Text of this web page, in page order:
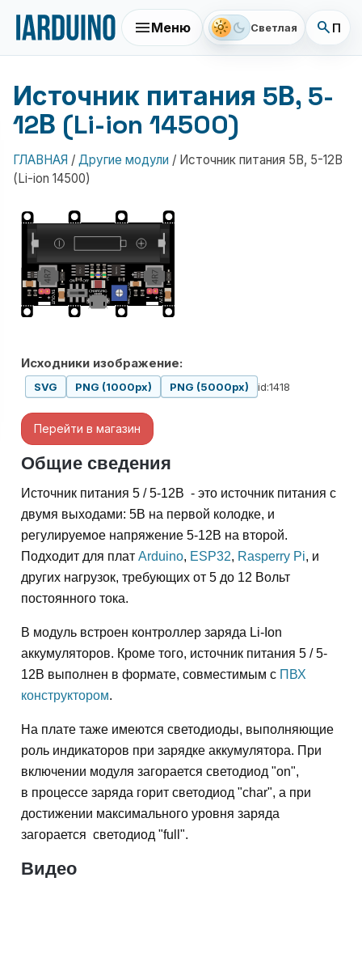
menuМеню light_mode dark_mode Светлая search
Источник питания 5В, 5-
12В (Li-ion 14500)
ГЛАВНАЯ / Другие модули / Источник питания 5В, 5-12В
(Li-ion 14500)
Исходники изображение:
SVG PNG (1000px) PNG (5000px) id:1418
Перейти в магазин
Общие сведения
Источник питания 5 / 5-12В - это источник питания с
двумя выходами: 5В на первой колодке, и
регулируемое напряжение 5-12В на второй.
Подходит для плат Arduino, ESP32, Rasperry Pi, и
других нагрузок, требующих от 5 до 12 Вольт
постоянного тока.
В модуль встроен контроллер заряда Li-Ion
аккумуляторов. Кроме того, источник питания 5 / 5-
12В выполнен в формате, совместимым с ПВХ
конструктором.
На плате таже имеются светодиоды, выполняющие
роль индикаторов при зарядке аккумулятора. При
включении модуля загорается светодиод "on",
в процессе заряда горит светодиод "char", а при
достижении максимального уровня заряда
загорается светодиод "full".
Видео